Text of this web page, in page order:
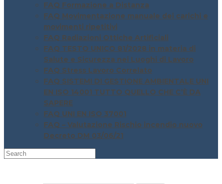
FAQ Formazione a Distanza
FAQ Movimentazione manuale dei carichi e
movimenti ripetitivi
FAQ Radiazioni Ottiche Artificiali
FAQ TESTO UNICO 81/2028 in materia di
Salute e Sicurezza nei Luoghi di Lavoro
FAQ Stress Lavoro Correlato
FAQ SISTEMI DI GESTIONE AMBIENTALE UNI
EN ISO 14001 TUTTO QUELLO CHE C’È DA
SAPERE
FAQ UNI EN ISO 37001
FAQ – Valutazione Rischio incendio nuovo
Decreto DM 03/06/21